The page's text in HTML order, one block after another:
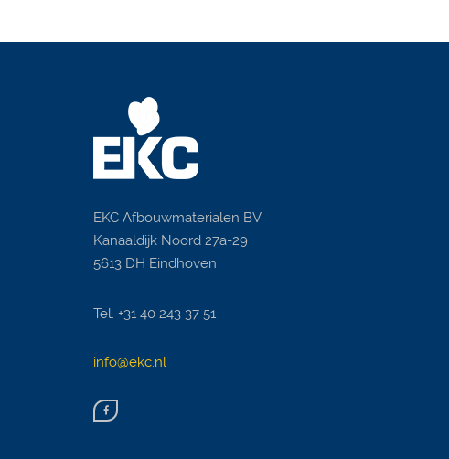
EKC Afbouwmaterialen BV
Kanaaldijk Noord 27a-29
5613 DH Eindhoven
Tel. +31 40 243 37 51
info@ekc.nl